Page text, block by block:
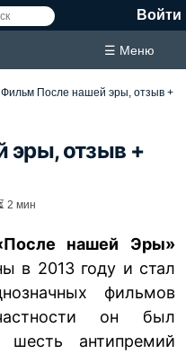
Войти
☰ Меню
Фильм После нашей эры, отзыв +
эры, отзыв +
2 мин
нашей Эры»
в 2013 году и стал
фильмов
он был
антипремий